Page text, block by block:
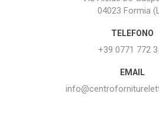
04023 Formia
TELEFONO
+39 0771 772
EMAIL